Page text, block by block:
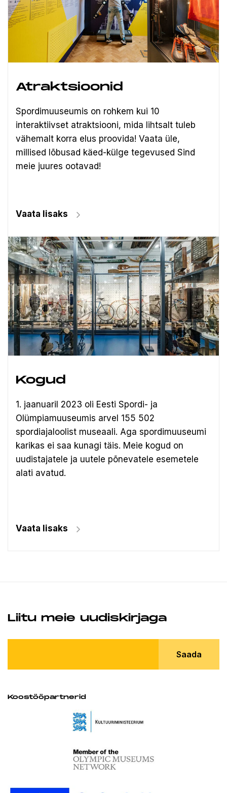
Atraktsioonid
Spordimuuseumis on rohkem kui 10
interaktiivset atraktsiooni, mida lihtsalt tuleb
vähemalt korra elus proovida! Vaata üle,
millised lõbusad käed-külge tegevused Sind
meie juures ootavad!
Vaata lisaks
Kogud
1. jaanuaril 2023 oli Eesti Spordi- ja
Olümpiamuuseumis arvel 155 502
spordiajaloolist museaali. Aga spordimuuseumi
karikas ei saa kunagi täis. Meie kogud on
uudistajatele ja uutele põnevatele esemetele
alati avatud.
Vaata lisaks
Liitu meie uudiskirjaga
Saada
Koostööpartnerid